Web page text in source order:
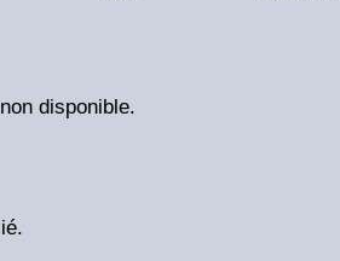
disponible.